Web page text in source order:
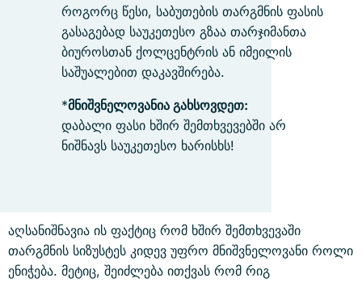
როგორც წესი, საბუთების თარგმნის ფასის
გასაგებად საუკეთესო გზაა თარჯიმანთა
ბიუროსთან ქოლცენტრის ან იმეილის
საშუალებით დაკავშირება.
*მნიშვნელოვანია გახსოვდეთ:
დაბალი ფასი ხშირ შემთხვევებში არ
ნიშნავს საუკეთესო ხარისხს!
აღსანიშნავია ის ფაქტიც რომ ხშირ შემთხვევაში
თარგმნის სიზუსტეს კიდევ უფრო მნიშვნელოვანი როლი
ენიჭება. მეტიც, შეიძლება ითქვას რომ რიგ